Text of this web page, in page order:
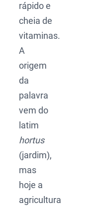
rápido e
cheia de
vitaminas.
A
origem
da
palavra
vem do
latim
hortus
(jardim),
mas
hoje a
agricultura